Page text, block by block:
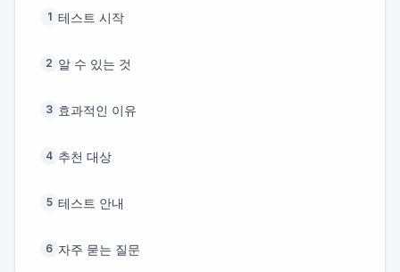
1 테스트 시작
2 알 수 있는 것
3 효과적인 이유
4 추천 대상
5 테스트 안내
6 자주 묻는 질문